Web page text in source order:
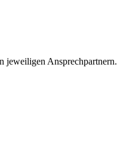
jeweiligen Ansprechpartnern.